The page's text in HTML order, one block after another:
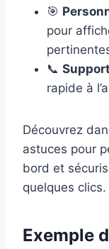
🎯
pour
📞
rapide à
Découvrez
astuces pour
bord et
quelques clics.
Exemple